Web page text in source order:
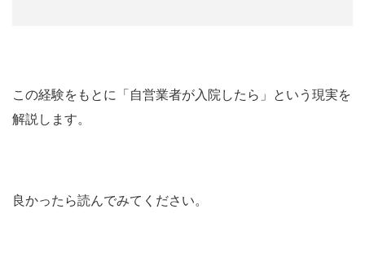
この経験をもとに「自営業者が入院したら」という現実を
解説します。
良かったら読んでみてください。